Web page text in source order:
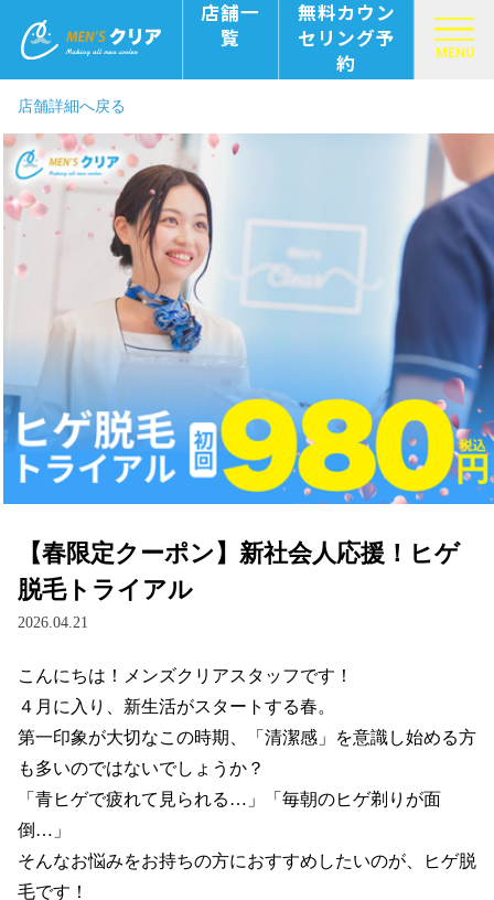
店舗一
覧
無料カウン
セリング予
約
MENU
店舗詳細へ戻る
【春限定クーポン】新社会人応援！ヒゲ
脱毛トライアル
2026.04.21
こんにちは！メンズクリアスタッフです！
４月に入り、新生活がスタートする春。
第一印象が大切なこの時期、「清潔感」を意識し始める方
も多いのではないでしょうか？
「青ヒゲで疲れて見られる…」「毎朝のヒゲ剃りが面
倒…」
そんなお悩みをお持ちの方におすすめしたいのが、ヒゲ脱
毛です！